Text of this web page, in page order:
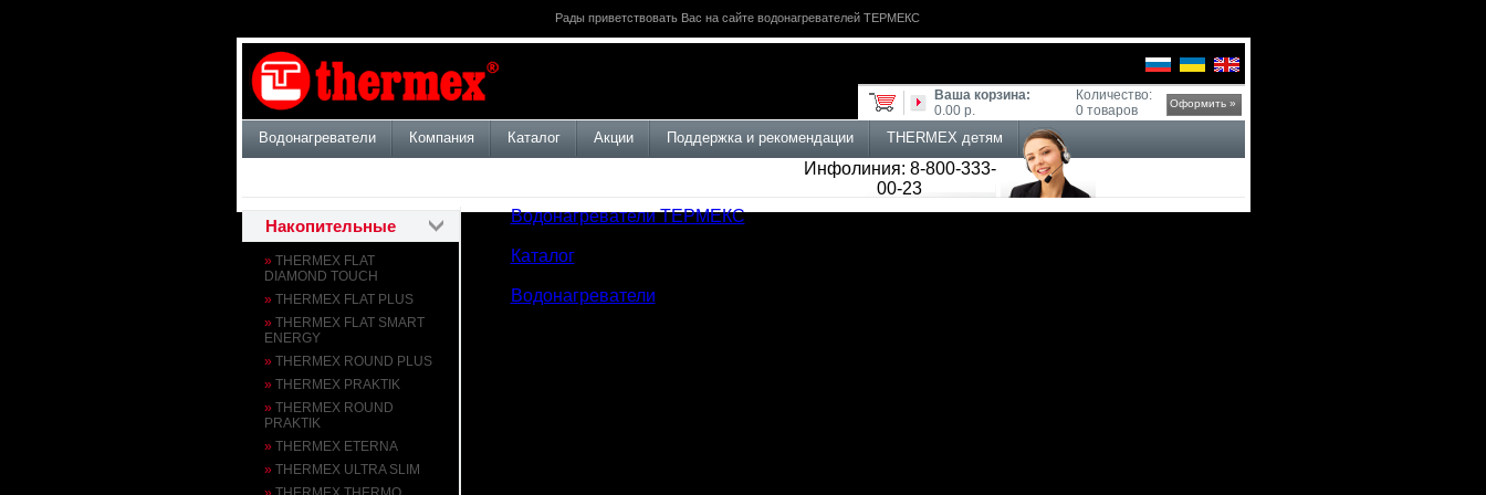
Рады приветствовать Вас на сайте водонагревателей ТЕРМЕКС
Ваша корзина:
0.00 р.
Количество:
0 товаров
Оформить »
Водонагреватели Компания Каталог Акции Поддержка и рекомендации THERMEX детям
Инфолиния: 8-800-333-
00-23
Накопительные
» THERMEX FLAT
DIAMOND TOUCH
» THERMEX FLAT PLUS
» THERMEX FLAT SMART
ENERGY
» THERMEX ROUND PLUS
» THERMEX PRAKTIK
» THERMEX ROUND
PRAKTIK
» THERMEX ETERNA
» THERMEX ULTRA SLIM
Водонагреватели ТЕРМЕКС
Каталог
Водонагреватели